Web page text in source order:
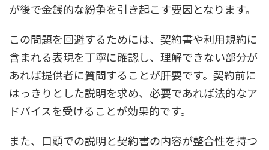
が後で金銭的な紛争を引き起こす要因となります。
この問題を回避するためには、契約書や利用規約に
含まれる表現を丁寧に確認し、理解できない部分が
あれば提供者に質問することが肝要です。契約前に
はっきりとした説明を求め、必要であれば法的なア
ドバイスを受けることが効果的です。
また、口頭での説明と契約書の内容が整合性を持つ